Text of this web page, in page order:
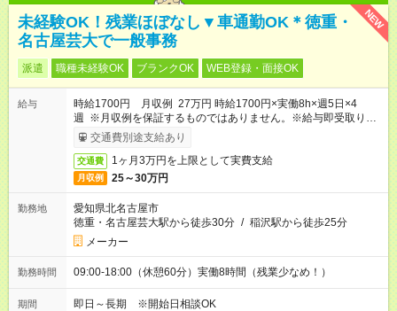
NEW
未経験OK！残業ほぼなし▼車通勤OK＊徳重・
名古屋芸大で一般事務
派遣 職種未経験OK ブランクOK WEB登録・面接OK
給与
時給1700円 月収例 27万円 時給1700円×実働8h×週5日×4
週 ※月収例を保証するものではありません。※給与即受取りサ
ービス利用可（利用条件有）
交通費別途支給あり
交通費 1ヶ月3万円を上限として実費支給
月収例 25～30万円
勤務地
愛知県北名古屋市
徳重・名古屋芸大駅から徒歩30分 / 稲沢駅から徒歩25分
メーカー
勤務時間 09:00-18:00（休憩60分）実働8時間（残業少なめ！）
期間 即日～長期 ※開始日相談OK